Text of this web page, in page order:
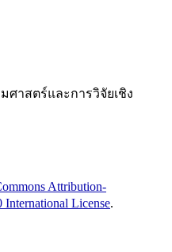
ศาสตร์และการวิจัยเชิง
Attribution-
License.